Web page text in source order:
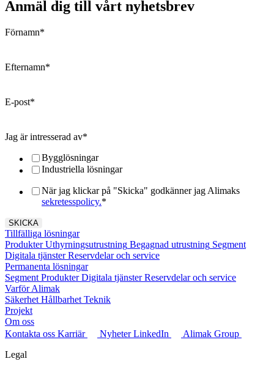
Anmäl dig till vårt nyhetsbrev
Förnamn*
Efternamn*
E-post*
Jag är intresserad av*
Bygglösningar
Industriella lösningar
När jag klickar på "Skicka" godkänner jag Alimaks
sekretesspolicy.*
Tillfälliga lösningar
Produkter Uthyrningsutrustning Begagnad utrustning Segment
Digitala tjänster Reservdelar och service
Permanenta lösningar
Segment Produkter Digitala tjänster Reservdelar och service
Varför Alimak
Säkerhet Hållbarhet Teknik
Projekt
Om oss
Kontakta oss Karriär Nyheter LinkedIn
Alimak Group
Legal